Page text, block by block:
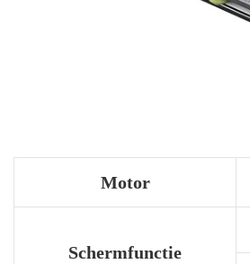
Motor
Schermfunctie